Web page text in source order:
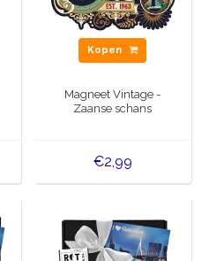
Kopen
Magneet Vintage -
Zaanse schans
€2,99